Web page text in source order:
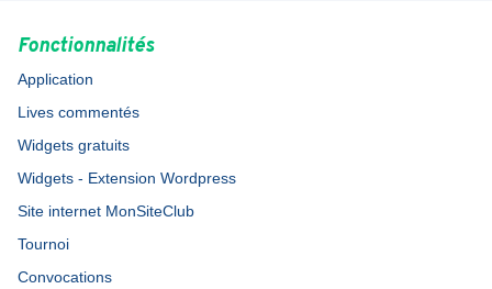
Fonctionnalités
Application
Lives commentés
Widgets gratuits
Widgets - Extension Wordpress
Site internet MonSiteClub
Tournoi
Convocations